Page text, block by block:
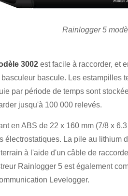
Rainlogger 5
3002 est facile à raccorder, et
bascule. Les estampilles
par période de temps sont
jusqu'à 100 000 relevés.
en ABS de 22 x 160 mm (7/8 x
électrostatiques. La pile au lithium
à l'aide d'un câble de
Rainlogger 5 est également
Levelogger.